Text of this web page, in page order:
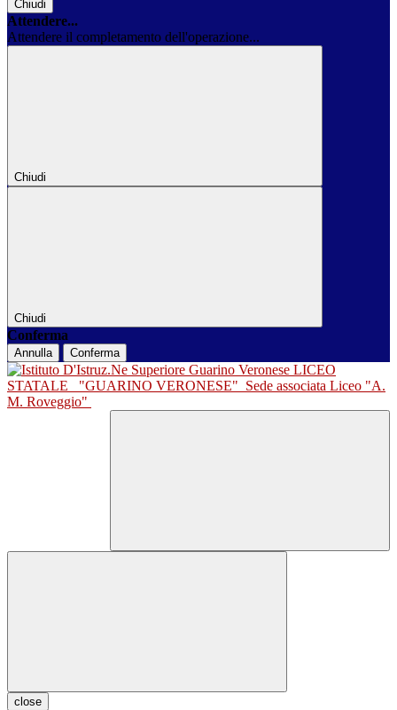
Chiudi
Attendere...
Attendere il completamento dell'operazione...
Chiudi
Chiudi
Conferma
Annulla Conferma
LICEO
STATALE
"GUARINO VERONESE" Sede associata Liceo "A.
M. Roveggio"
close